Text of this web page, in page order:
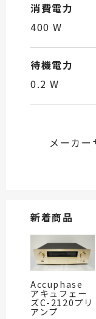
消費電力
400 W
待機電力
0.2 W
メーカー
新着商品
Accuphase
アキュフェー
ズC-2120プリ
アンプ